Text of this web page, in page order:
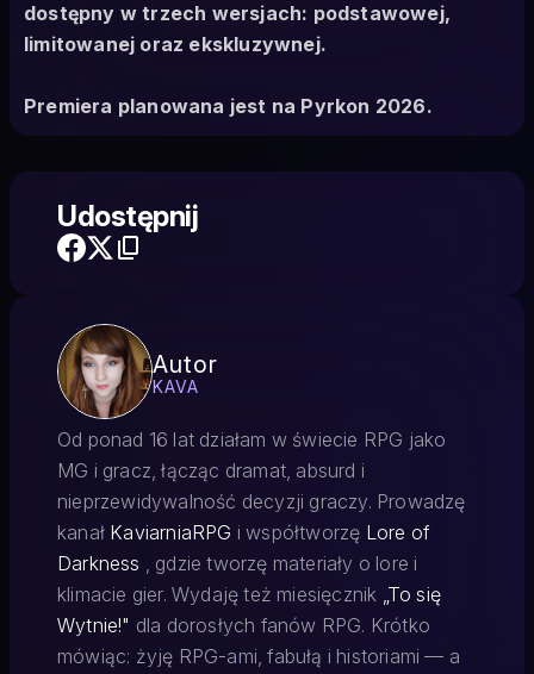
dostępny w trzech wersjach: podstawowej,
limitowanej oraz ekskluzywnej.
Premiera planowana jest na Pyrkon 2026.
Udostępnij
Autor
KAVA
Od ponad 16 lat działam w świecie RPG jako
MG i gracz, łącząc dramat, absurd i
nieprzewidywalność decyzji graczy. Prowadzę
kanał KaviarniaRPG i współtworzę Lore of
Darkness , gdzie tworzę materiały o lore i
klimacie gier. Wydaję też miesięcznik „To się
Wytnie!" dla dorosłych fanów RPG. Krótko
mówiąc: żyję RPG-ami, fabułą i historiami — a